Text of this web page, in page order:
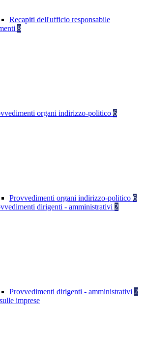
Recapiti dell'ufficio responsabile
8
organi indirizzo-politico 6
Provvedimenti organi indirizzo-politico 6
dirigenti - amministrativi 2
Provvedimenti dirigenti - amministrativi 2
imprese